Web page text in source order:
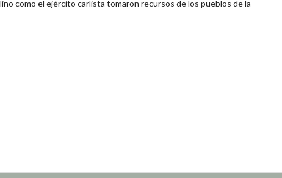
como el ejército carlista tomaron recursos de los pueblos de la